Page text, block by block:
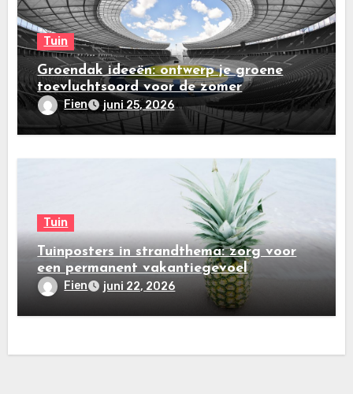
Tuin
Groendak ideeën: ontwerp je groene
toevluchtsoord voor de zomer
Fien juni 25, 2026
Tuin
Tuinposters in strandthema: zorg voor
een permanent vakantiegevoel
Fien juni 22, 2026